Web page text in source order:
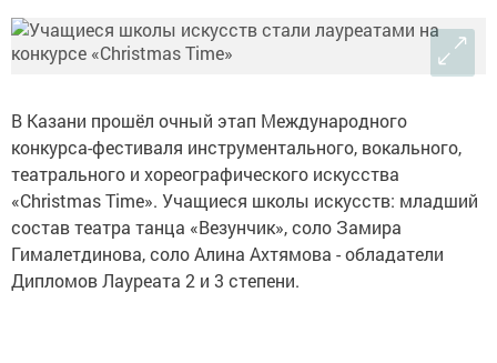
В Казани прошёл очный этап Международного
конкурса-фестиваля инструментального, вокального,
театрального и хореографического искусства
«Christmas Time». Учащиеся школы искусств: младший
состав театра танца «Везунчик», соло Замира
Гималетдинова, соло Алина Ахтямова - обладатели
Дипломов Лауреата 2 и 3 степени.